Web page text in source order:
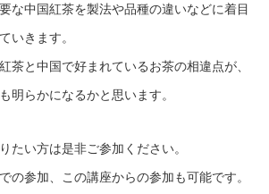
な中国紅茶を製法や品種の違いなどに着目
いきます。
茶と中国で好まれているお茶の相違点が、
明らかになるかと思います。
たい方は是非ご参加ください。
の参加、この講座からの参加も可能です。